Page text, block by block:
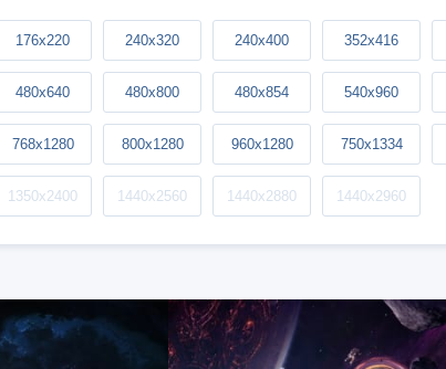
176x220 240x320 240x400 352x416
480x640 480x800 480x854 540x960
768x1280 800x1280 960x1280 750x1334
1350x2400 1440x2560 1440x2880 1440x2960